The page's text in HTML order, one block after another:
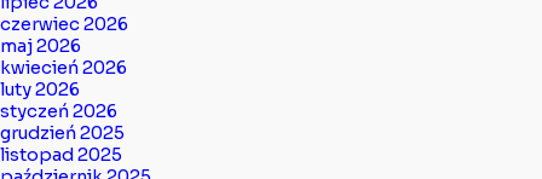
czerwiec 2026
maj 2026
kwiecień 2026
luty 2026
styczeń 2026
grudzień 2025
listopad 2025